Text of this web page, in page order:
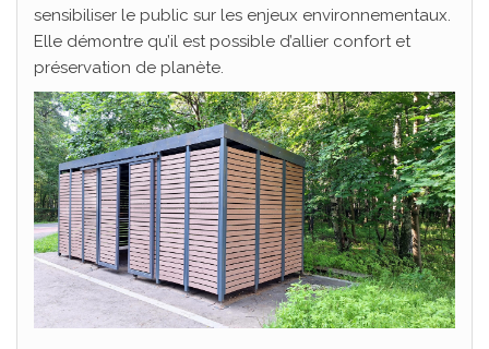
sensibiliser le public sur les enjeux environnementaux.
Elle démontre qu’il est possible d’allier confort et
préservation de planète.